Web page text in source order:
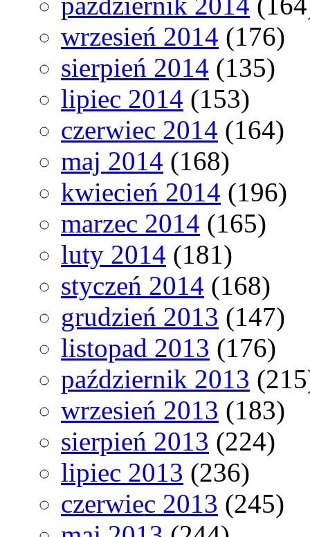
wrzesień 2014 (176)
sierpień 2014 (135)
lipiec 2014 (153)
czerwiec 2014 (164)
maj 2014 (168)
kwiecień 2014 (196)
marzec 2014 (165)
luty 2014 (181)
styczeń 2014 (168)
grudzień 2013 (147)
listopad 2013 (176)
październik 2013
wrzesień 2013 (183)
sierpień 2013 (224)
lipiec 2013 (236)
czerwiec 2013 (245)